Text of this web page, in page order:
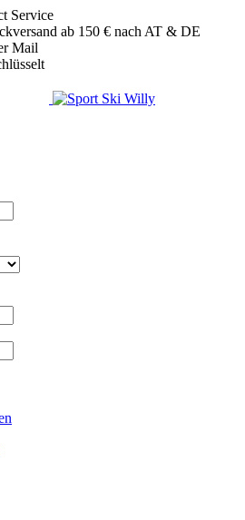
Service
ab 150 € nach AT & DE
Mail
die
nach
oben
unten,
um
das